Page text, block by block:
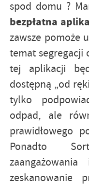
spod domu ?
bezpłatna
zawsze pomoże
temat segregacji
tej aplikacji
dostępną „od
tylko
odpad, ale
prawidłowego
Ponadto
zeskanowanie